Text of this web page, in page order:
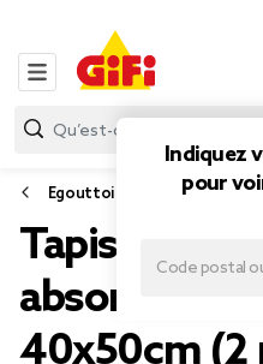
Indiquez
pour
Egouttoir
Tapis
absorbant
40x50cm (2